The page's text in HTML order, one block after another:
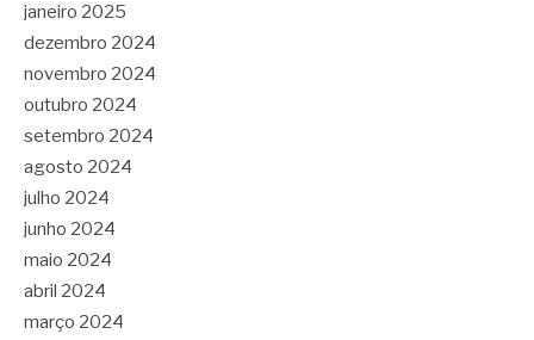
janeiro 2025
dezembro 2024
novembro 2024
outubro 2024
setembro 2024
agosto 2024
julho 2024
junho 2024
maio 2024
abril 2024
março 2024